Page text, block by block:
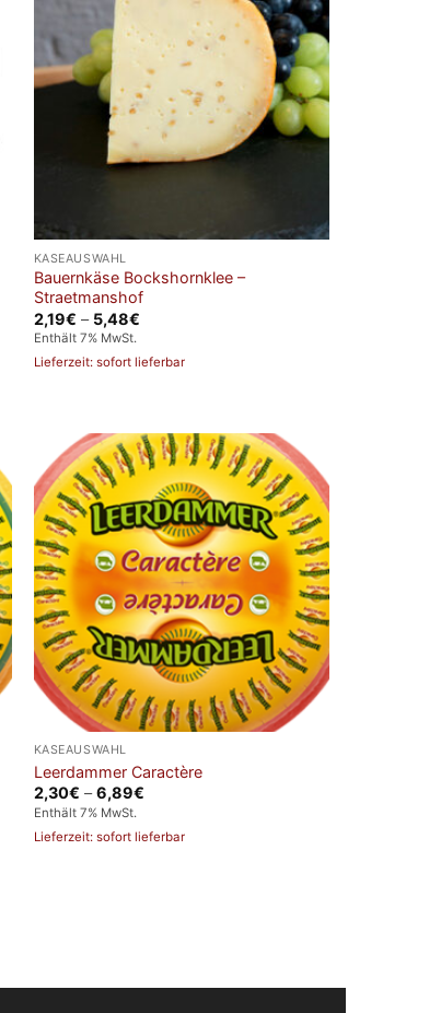
KÄSEAUSWAHL
Bauernkäse Bockshornklee –
Straetmanshof
2,19€ – 5,48€Preisspanne:
5,48€
Enthält 7% MwSt.
Lieferzeit: sofort lieferbar
KÄSEAUSWAHL
Leerdammer Caractère
2,30€ –6,89€Preisspanne:
6,89€
Enthält 7% MwSt.
Lieferzeit: sofort lieferbar